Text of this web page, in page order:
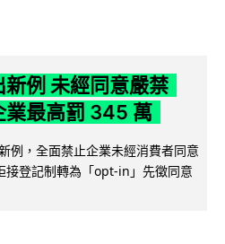
新例 未經同意嚴禁
最高罰 345 萬
例，全面禁止企業未經消費者同意
登記制轉為「opt-in」先徵同意